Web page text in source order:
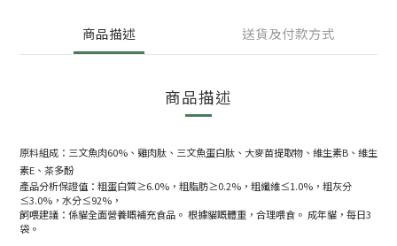
商品描述 送貨及付款方式
商品描述
原料組成：三文魚肉60%、雞肉肽、三文魚蛋白肽、大麥苗提取物、維生素B、維生
素E、茶多酚
產品分析保證值：粗蛋白質≥6.0%，粗脂肪≥0.2%，粗纖維≤1.0%，粗灰分
≤3.0%，水分≤92%，
飼喂建議：係貓全面營養嘅補充食品。 根據貓嘅體重，合理喂食。 成年貓，每日3
袋。